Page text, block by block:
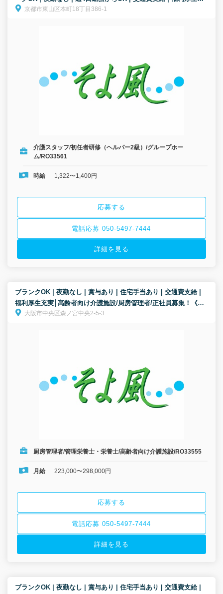
実│グループホーム/介護スタッフ/パート募集！【無資格・未経験
京都市東山区本町18丁目386-1
介護スタッフ/初任者研修（ヘルパー2級）/グループホー
ム/RO33561
時給 1,322〜1,400円
応募する
電話応募 050-5497-7444
詳細を見る
ブランクOK | 夜勤なし | 賞与あり | 住宅手当あり | 交通費支給 |
福利厚生充実│高齢者向け介護施設/厨房管理者/正社員募集！《ボ
ーナス以外の特別報酬、約33万円の支給実績！》
大阪市中央区森ノ宮中央2-5-3
厨房管理者/管理栄養士・栄養士/高齢者向け介護施設/RO33555
月給 223,000〜298,000円
応募する
電話応募 050-5497-7444
詳細を見る
ブランクOK | 夜勤なし | 賞与あり | 住宅手当あり | 交通費支給 |